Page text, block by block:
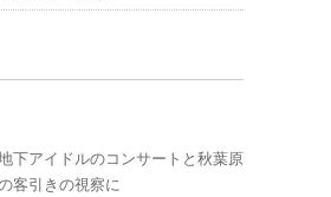
下アイドルのコンサートと秋葉原
客引きの視察に